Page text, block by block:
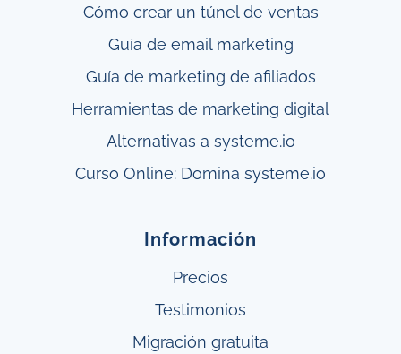
Cómo crear un túnelde ventas
Guía de email marketing
Guía de marketing de afiliados
Herramientas de marketing digital
Alternativas a systeme.io
Curso Online: Domina systeme.io
Información
Precios
Testimonios
Migración gratuita